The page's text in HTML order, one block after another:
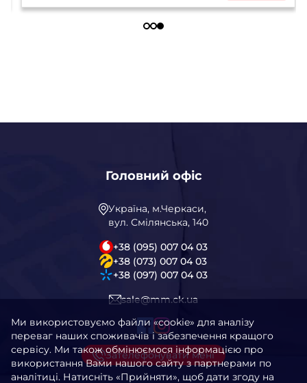
Головний офіс
Україна, м.Черкаси,
вул. Смілянська, 140
+38 (095) 007 04 03
+38 (073) 007 04 03
+38 (097) 007 04 03
sale@mm.ck.ua
Зателефонувати мені
Ми використовуємо файли «cookie» для аналізу
переваг наших споживачів і забезпечення кращого
сервісу. Ми також обмінюємося інформацією про
використання Вами нашого сайту з партнерами по
аналітиці. Натисніть «Прийняти», щоб дати згоду на